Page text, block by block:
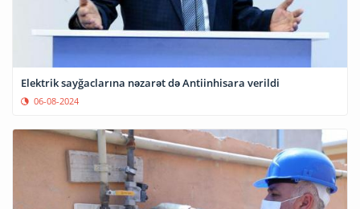
Elektrik sayğaclarına nəzarət də Antiinhisara verildi
06-08-2024